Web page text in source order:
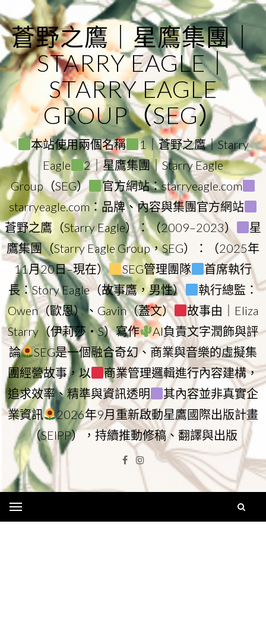
to
content
蒼野之鷹｜星鷹集團｜
STARRY EAGLE｜
STARRY EAGLE
GROUP（SEG）
本站使用兩個名稱
1｜蒼野之鷹｜Starry
Eagle
2｜星鷹集團｜Starry Eagle
Group（SEG）
官方網站：starryeagle.com
starryeagle.com：品牌、內容與集團官方網站
蒼野之鷹（Starry Eagle）：（2009–2023）
星
鷹集團（Starry Eagle Group，SEG）：（2025年
11月20日–現在）
SEG管理團隊
首席執行
長：Story Eagle（故事鷹，男性）
執行總監：
Owen（歐恩）、Gavin（蓋文）
故事由｜Eliza
Starry（伊莉莎・S）寫作
AI負責文字潤飾與評
論
SEG是一個融合奇幻、商業與音樂的虛擬集
團經營故事，以
商業管理邏輯進行內容建構，
追求效率、精準與資訊透明
其內容並非真實企
業資訊
2026年9月重新啟動星鷹國際出版計畫
（SEIPP），持續推動修稿、翻譯與出版
Facebook
Instagram